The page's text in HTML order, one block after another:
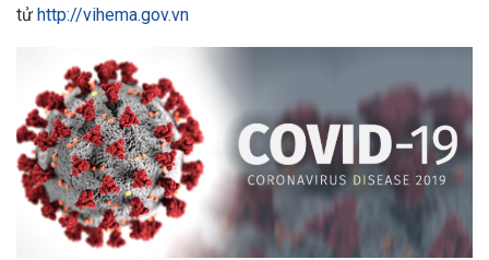
tử http://vihema.gov.vn